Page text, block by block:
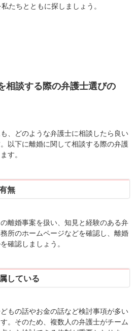
たちとともに探しましょう。
相談する際の弁護士選びの
、どのような弁護士に相談したら良い
以下に離婚に関して相談する際の弁護
す。
無
離婚事案を扱い、知見と経験のある弁
所のホームページなどを確認し、離婚
確認しましょう。
している
もの話やお金の話など検討事項が多い
。そのため、複数人の弁護士がチーム